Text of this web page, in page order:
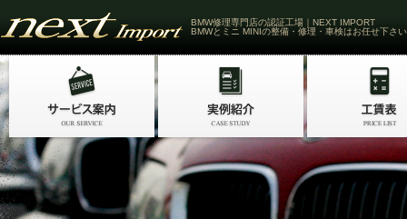
BMW修理専門店の認証工場｜NEXT IMPORT
BMWとミニ MINIの整備・修理・車検はお任せ下さい